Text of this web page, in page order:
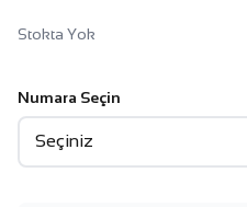
Stokta Yok
Numara Seçin